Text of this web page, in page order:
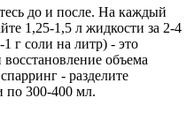
до и после. На каждый
1,25-1,5 л жидкости за 2-4
г соли на литр) - это
объема
- разделите
по 300-400 мл.